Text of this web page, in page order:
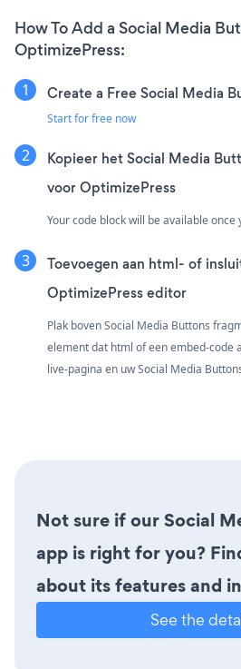
How To Add a Social Media
OptimizePress:
Create a Free Social Media
Start for free now
Kopieer het Social Media
voor OptimizePress
Your code block will be available
Toevoegen aan html- of
OptimizePress editor
Plak boven Social Media Buttons
element dat html of een embed-code
live-pagina en uw Social Media
Not sure if our Social
app is right for you?
about its features and
See the